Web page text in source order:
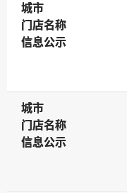
城市
城市
门店名称
门店名称
信息公示
信息公示
城市
城市
门店名称
门店名称
信息公示
信息公示